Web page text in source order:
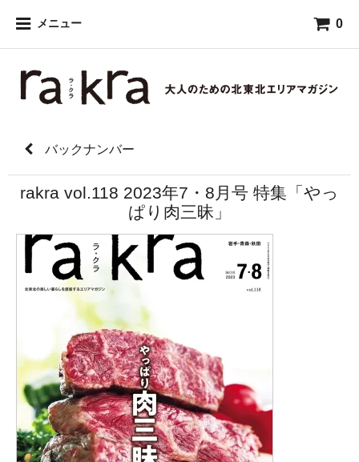
メニュー 0
バックナンバー
rakra vol.118 2023年7・8月号 特集「やっ
ぱり肉三昧」